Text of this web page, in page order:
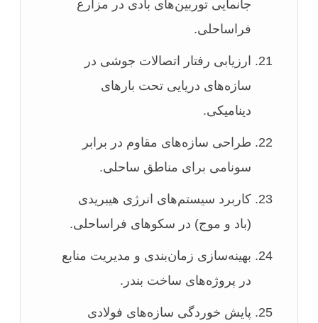
جانمایی توربین‌های بادی در مزارع
فراساحلی.
ارزیابی رفتار اتصالات جوشی در
سازه‌های دریایی تحت بارهای
دینامیکی.
طراحی سازه‌های مقاوم در برابر
سونامی برای مناطق ساحلی.
کاربرد سیستم‌های انرژی هیبریدی
(باد و موج) در سکوهای فراساحلی.
بهینه‌سازی زمان‌بندی و مدیریت منابع
در پروژه‌های ساخت بندر.
پایش خوردگی سازه‌های فولادی